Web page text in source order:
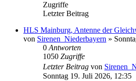
Zugriffe
Letzter Beitrag
HLS Mainburg, Antenne der
von Sirenen_Niederbayern »
0 Antworten
1050 Zugriffe
Letzter Beitrag von
Sonntag 19. Juli 2026, 12:35